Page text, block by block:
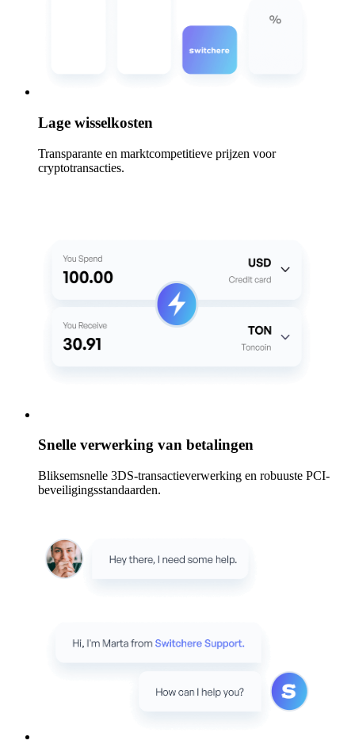
Lage wisselkosten
Transparante en marktcompetitieve prijzen voor
cryptotransacties.
Snelle verwerking van betalingen
Bliksemsnelle 3DS-transactieverwerking en robuuste PCI-
beveiligingsstandaarden.